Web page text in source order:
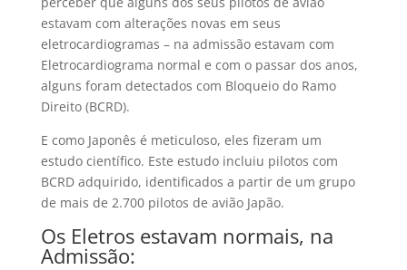
estavam com alterações novas em seus
eletrocardiogramas – na admissão estavam com
Eletrocardiograma normal e com o passar dos anos,
alguns foram detectados com Bloqueio do Ramo
Direito (BCRD).
E como Japonês é meticuloso, eles fizeram um
estudo científico. Este estudo incluiu pilotos com
BCRD adquirido, identificados a partir de um grupo
de mais de 2.700 pilotos de avião Japão.
Os Eletros estavam normais, na
Admissão: